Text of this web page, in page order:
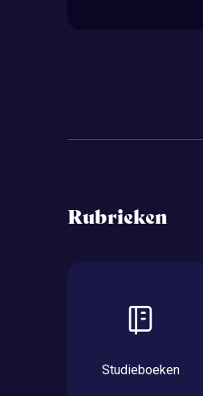
Rubrieken
Studieboeken